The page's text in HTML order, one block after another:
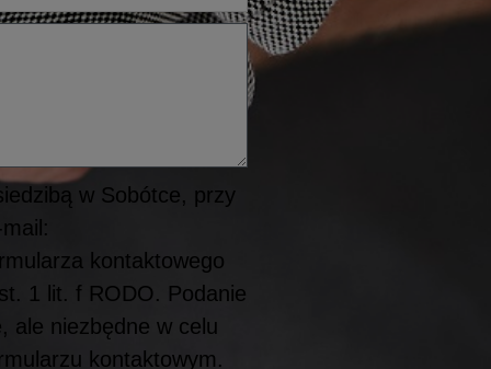
w Sobótce, przy
kontaktowego
1 lit. f RODO. Podanie
ale niezbędne w celu
kontaktowym.